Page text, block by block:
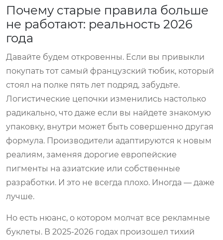
Почему старые правила больше
не работают: реальность 2026
года
Давайте будем откровенны. Если вы привыкли
покупать тот самый французский тюбик, который
стоял на полке пять лет подряд, забудьте.
Логистические цепочки изменились настолько
радикально, что даже если вы найдете знакомую
упаковку, внутри может быть совершенно другая
формула. Производители адаптируются к новым
реалиям, заменяя дорогие европейские
пигменты на азиатские или собственные
разработки. И это не всегда плохо. Иногда — даже
лучше.
Но есть нюанс, о котором молчат все рекламные
буклеты. В 2025-2026 годах произошел тихий